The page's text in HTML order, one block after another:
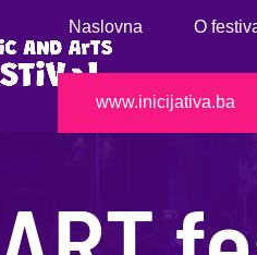
Naslovna O
www.inicijativa.ba